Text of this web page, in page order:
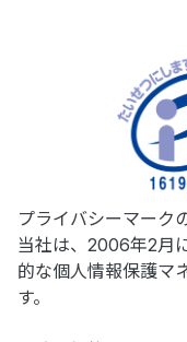
プライバシーマーク
当社は、2006年2月
的な個人情報保護マ
す。